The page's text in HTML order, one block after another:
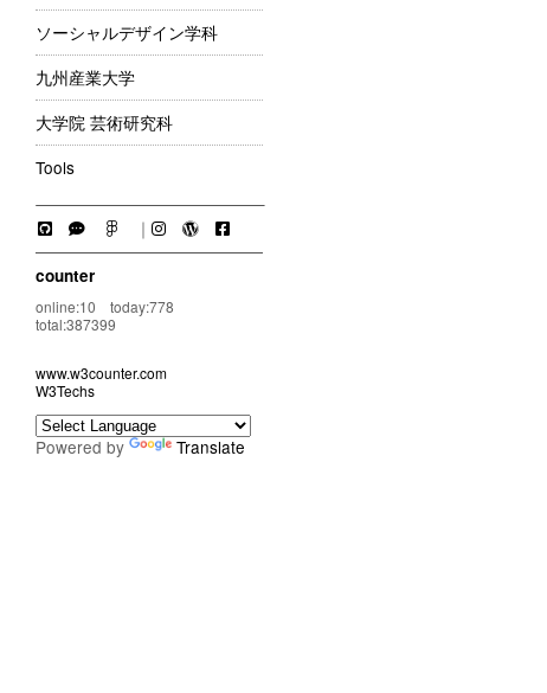
ソーシャルデザイン学科
九州産業大学
大学院 芸術研究科
Tools
｜
counter
online:10 today:778
total:387399
www.w3counter.com
W3Techs
Powered by Translate